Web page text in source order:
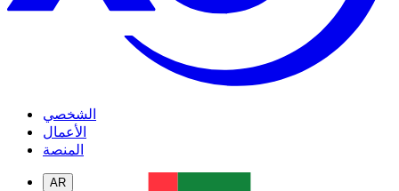
الشخصي
الأعمال
المنصة
AR